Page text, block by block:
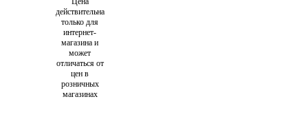
действительна
только для
интернет-
магазина и
может
отличаться от
цен в
розничных
магазинах